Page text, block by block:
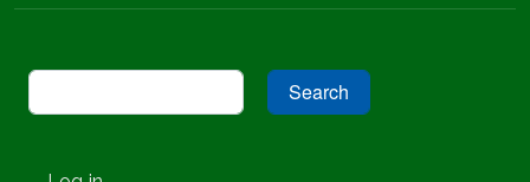
Search
User account menu